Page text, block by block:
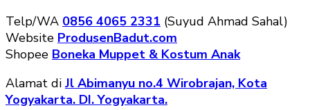
Telp/WA 0856 4065 2331 (Suyud Ahmad Sahal)
Website ProdusenBadut.com
Shopee Boneka Muppet & Kostum Anak
Alamat di Jl Abimanyu no.4 Wirobrajan, Kota
Yogyakarta. DI. Yogyakarta.